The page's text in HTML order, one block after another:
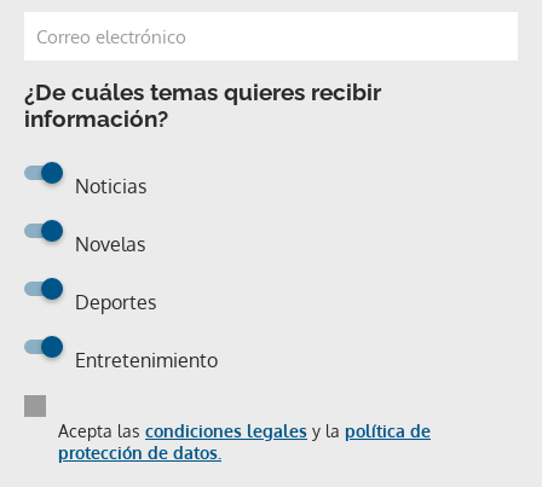
¿De cuáles temas quieres recibir
información?
Noticias
Novelas
Deportes
Entretenimiento
Acepta las condiciones legales y la política de
protección de datos.